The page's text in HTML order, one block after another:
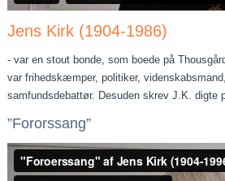
Jens Kirk (1904-1986)
- var en stout bonde, som boede på
var frihedskæmper, politiker,
samfundsdebattør. Desuden skrev J.K. digte
”Fororssang”